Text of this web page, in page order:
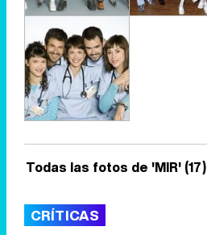
Todas las fotos de 'MIR' (17)
CRÍTICAS